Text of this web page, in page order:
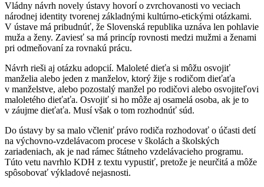
Vládny návrh novely ústavy hovorí o zvrchovanosti vo veciach
národnej identity tvorenej základnými kultúrno-etickými otázkami.
V ústave má pribudnúť, že Slovenská republika uznáva len pohlavie
muža a ženy. Zaviesť sa má princíp rovnosti medzi mužmi a ženami
pri odmeňovaní za rovnakú prácu.
Návrh rieši aj otázku adopcií. Maloleté dieťa si môžu osvojiť
manželia alebo jeden z manželov, ktorý žije s rodičom dieťaťa
v manželstve, alebo pozostalý manžel po rodičovi alebo osvojiteľovi
maloletého dieťaťa. Osvojiť si ho môže aj osamelá osoba, ak je to
v záujme dieťaťa. Musí však o tom rozhodnúť súd.
Do ústavy by sa malo včleniť právo rodiča rozhodovať o účasti detí
na výchovno-vzdelávacom procese v školách a školských
zariadeniach, ak je nad rámec štátneho vzdelávacieho programu.
Túto vetu navrhlo KDH z textu vypustiť, pretože je neurčitá a môže
spôsobovať výkladové nejasnosti.